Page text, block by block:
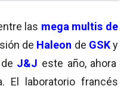
las mega multis de
de Haleon de GSKy
de J&J este año, ahora
El laboratorio francés